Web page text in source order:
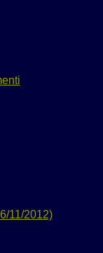
11/2012)